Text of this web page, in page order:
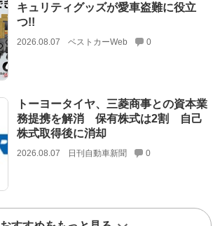
キュリティグッズが愛車盗難に役立
つ!!
2026.08.07 ベストカーWeb 0
トーヨータイヤ、三菱商事との資本業
務提携を解消 保有株式は2割 自己
株式取得後に消却
2026.08.07 日刊自動車新聞 0